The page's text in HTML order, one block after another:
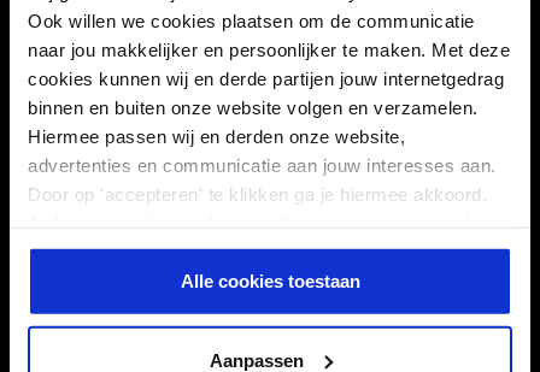
Ook willen we cookies plaatsen om de communicatie
naar jou makkelijker en persoonlijker te maken. Met deze
cookies kunnen wij en derde partijen jouw internetgedrag
binnen en buiten onze website volgen en verzamelen.
Hiermee passen wij en derden onze website,
advertenties en communicatie aan jouw interesses aan.
Door op 'accepteren' te klikken ga je hiermee akkoord.
er meer over in onsprivacy beleid.
Alle cookies toestaan
Aanpassen
Linkedin Instagram
POPULAIRE BLOGS
SERVICE